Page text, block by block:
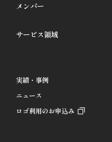
メンバー
サービス領域
実績・事例
ニュース
ロゴ利用のお申込み